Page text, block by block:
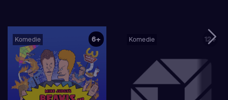
Komedie 6+ Komedie 12+